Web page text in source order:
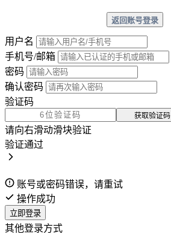
返回账号登录
用户名
手机号/邮箱
密码
确认密码
验证码
获取验证码
请向右滑动滑块验证
验证通过
账号或密码错误，请重试
操作成功
立即登录
其他登录方式